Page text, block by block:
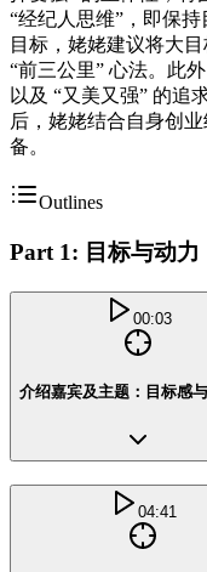
“经纪人思维”，即保
目标，姥姥建议将大
“前三公里” 心法。此
以及 “又美又强” 的追
后，姥姥结合自身创
备。
Outlines
Part 1: 目标与动力
00:03
介绍嘉宾及主题：目标感
04:41